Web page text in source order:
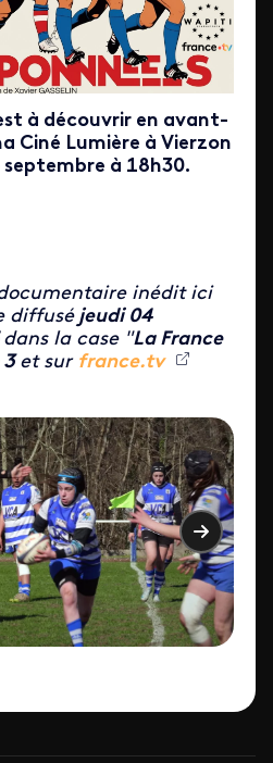
à découvrir en avant-
Ciné Lumière à Vierzon
septembre à 18h30.
inédit ici
diffuséjeudi 04
dans la case "La France
3et sur france.tv